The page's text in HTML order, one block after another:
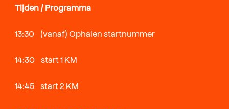
Tijden / Programma
13:30 (vanaf) Ophalen startnummer
14:30 start 1 KM
14:45 start 2 KM